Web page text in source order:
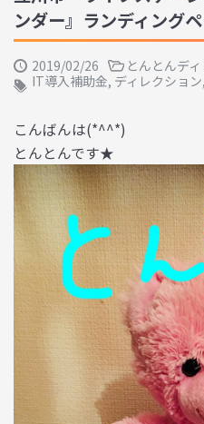
ンダー』ランディング
2019/02/26 とんとんデ
IT導入補助金, ディレクション,
こんばんは(*^^*)
とんとんです★